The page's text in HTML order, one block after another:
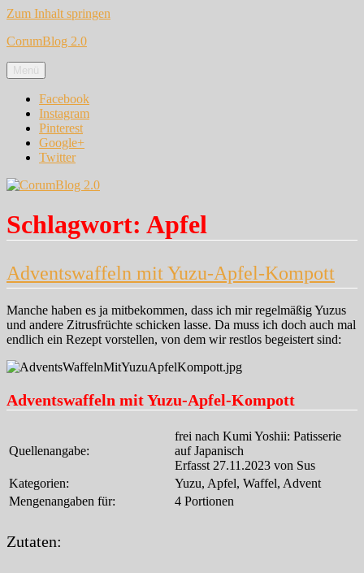
Zum Inhalt springen
CorumBlog 2.0
Menü
Facebook
Instagram
Pinterest
Google+
Twitter
Schlagwort: Apfel
Adventswaffeln mit Yuzu-Apfel-Kompott
Manche haben es ja mitbekommen, dass ich mir regelmäßig Yuzus
und andere Zitrusfrüchte schicken lasse. Da muss ich doch auch mal
endlich ein Rezept vorstellen, von dem wir restlos begeistert sind:
Adventswaffeln mit Yuzu-Apfel-Kompott
Quellenangabe:
frei nach Kumi Yoshii: Patisserie
auf Japanisch
Erfasst 27.11.2023 von Sus
Kategorien:
Yuzu, Apfel, Waffel, Advent
Mengenangaben für:
4 Portionen
Zutaten: